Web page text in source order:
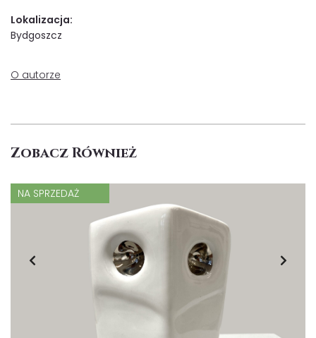
Lokalizacja:
Bydgoszcz
O autorze
Zobacz Również
NA SPRZEDAŻ